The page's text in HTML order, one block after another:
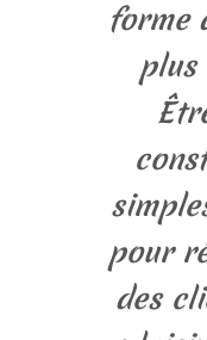
forme
plus
pour
des